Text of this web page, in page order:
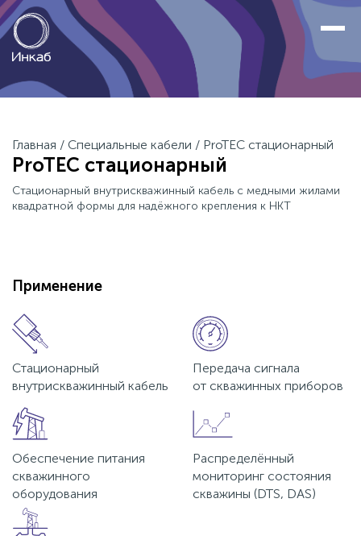
Главная / Специальные кабели / ProTEC стационарный
ProTEC стационарный
Стационарный внутрискважинный кабель с медными жилами
квадратной формы для надёжного крепления к НКТ
Применение
Стационарный
внутрискважинный кабель
Передача сигнала
от скважинных приборов
Обеспечение питания
скважинного
оборудования
Распределённый
мониторинг состояния
скважины (DTS, DAS)